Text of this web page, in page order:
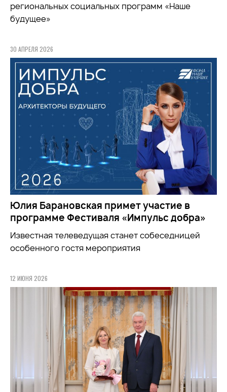
региональных социальных программ «Наше
будущее»
30 АПРЕЛЯ 2026
Юлия Барановская примет участие в
программе Фестиваля «Импульс добра»
Известная телеведущая станет собеседницей
особенного гостя мероприятия
12 ИЮНЯ 2026